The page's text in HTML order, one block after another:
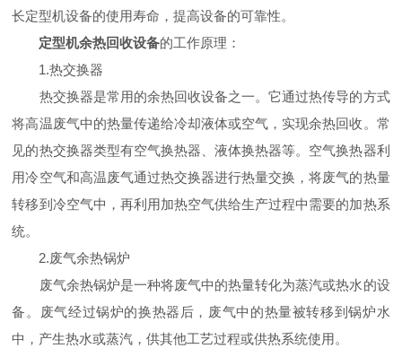
长定型机设备的使用寿命，提高设备的可靠性。
定型机余热回收设备的工作原理：
1.热交换器
热交换器是常用的余热回收设备之一。它通过热传导的方式
将高温废气中的热量传递给冷却液体或空气，实现余热回收。常
见的热交换器类型有空气换热器、液体换热器等。空气换热器利
用冷空气和高温废气通过热交换器进行热量交换，将废气的热量
转移到冷空气中，再利用加热空气供给生产过程中需要的加热系
统。
2.废气余热锅炉
废气余热锅炉是一种将废气中的热量转化为蒸汽或热水的设
备。废气经过锅炉的换热器后，废气中的热量被转移到锅炉水
中，产生热水或蒸汽，供其他工艺过程或供热系统使用。